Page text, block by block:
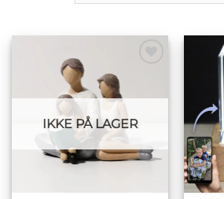
ønskeliste
IKKE PÅ LAGER